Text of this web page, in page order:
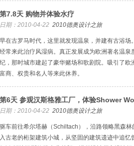
第7.8天 购物并体验水疗
日期：2010-04-22 2010德奥设计之旅
早在古罗马时代，这里就发现温泉，并建有古浴场
经常来此治疗风湿病。真正发展成为欧洲著名温泉
纪，那时城市建起了豪华赌场和歌剧院。吸引了欧
富商、权贵和名人等来此休养。
第6天 参观汉斯格雅工厂，体验Shower
日期：2010-04-22 2010德奥设计之旅
驱车前往希尔塔赫（Schiltach），沿路领略黑森林
入古老的桁架建筑小城，从坚固的建筑遗迹中追忆